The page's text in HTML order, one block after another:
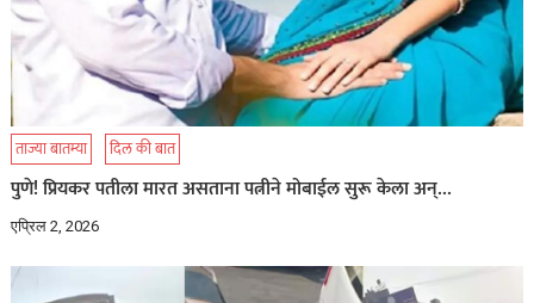
ताज्या बातम्या दिल की बात
पुणे! प्रियकर पतीला मारत असताना पत्नीने मोबाईल सुरू केला अन्…
एप्रिल 2, 2026